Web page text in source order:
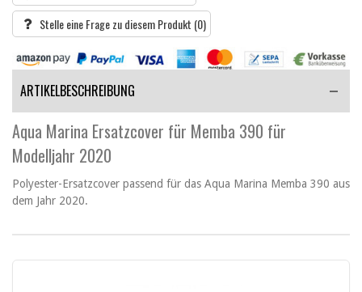
Stelle eine Frage zu diesem Produkt (0)
ARTIKELBESCHREIBUNG
Aqua Marina Ersatzcover für Memba 390 für
Modelljahr 2020
Polyester-Ersatzcover passend für das Aqua Marina Memba 390 aus
dem Jahr 2020.